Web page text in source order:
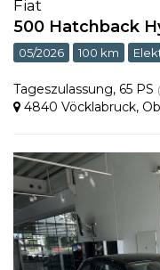
Fiat
500 Hatchback
05/2026 100 km
Tageszulassung, 65 PS
4840 Vöcklabruck,